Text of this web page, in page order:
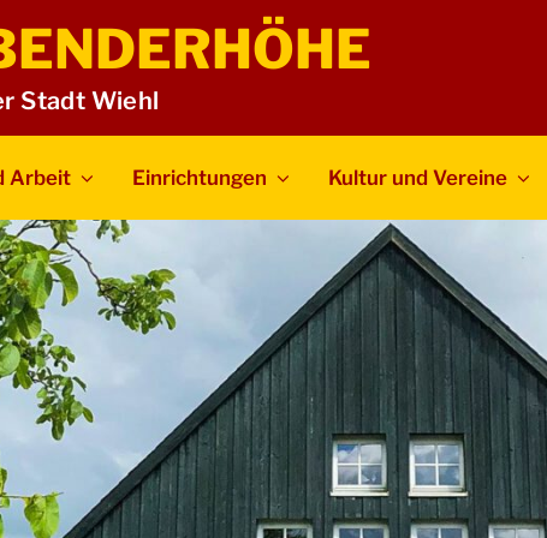
Stadt Wiehl
Arbeit Einrichtungen Kultur und Vereine